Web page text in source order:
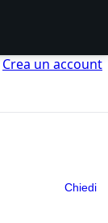
Crea un account
Chiedi